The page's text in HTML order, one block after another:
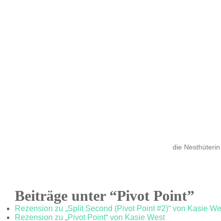
die Nesthüterin
Beiträge unter “Pivot Point”
Rezension zu „Split Second (Pivot Point #2)“ von Kasie
Rezension zu „Pivot Point“ von Kasie West